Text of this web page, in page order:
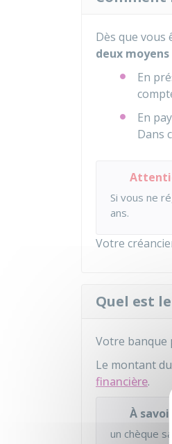
Dès que
deux
En
En
Dans
Si vous ne
ans.
Votre
Quel est
Votre banque
Le montant
financière.
À savoir
un chèque